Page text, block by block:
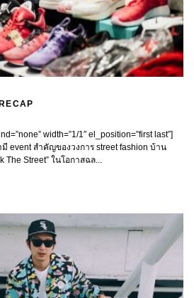
width=”1/1″ el_position=”first last”]
event สำคัญของวงการ street fashion บ้าน
The Street” ในโอกาสฉล...